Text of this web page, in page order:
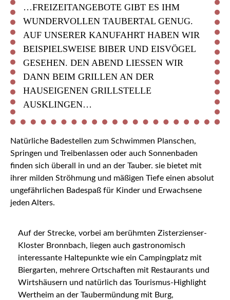
…FREIZEITANGEBOTE GIBT ES IHM
WUNDERVOLLEN TAUBERTAL GENUG.
AUF UNSERER KANUFAHRT HABEN WIR
BEISPIELSWEISE BIBER UND EISVÖGEL
GESEHEN. DEN ABEND LIESSEN WIR D
ANN BEIM GRILLEN AN DER H
AUSEIGENEN GRILLSTELLE A
USKLINGEN…
Natürliche Badestellen zum Schwimmen Planschen,
Springen und Treibenlassen oder auch Sonnenbaden
finden sich überall in und an der Tauber. sie bietet mit
ihrer milden Ströhmung und mäßigen Tiefe einen absolut
ungefährlichen Badespaß für Kinder und Erwachsene
jeden Alters.
Auf der Strecke, vorbei am berühmten Zisterzienser-
Kloster Bronnbach, liegen auch gastronomisch
interessante Haltepunkte wie ein Campingplatz mit
Biergarten, mehrere Ortschaften mit Restaurants und
Wirtshäusern und natürlich das Tourismus-Highlight
Wertheim an der Taubermündung mit Burg,